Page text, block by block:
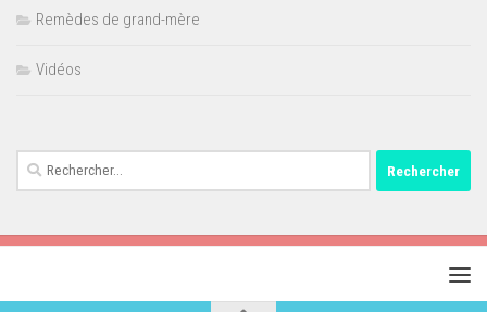
Remèdes de grand-mère
Vidéos
Rechercher :